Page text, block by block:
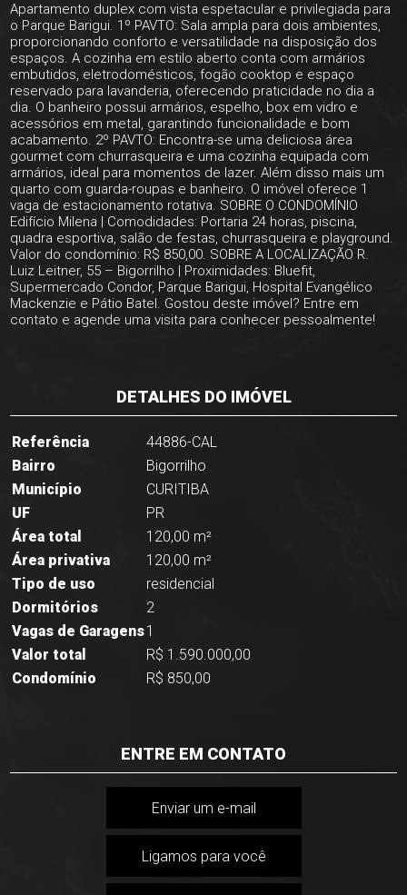
Apartamento duplex com vista espetacular e privilegiada para
o Parque Barigui. 1º PAVTO: Sala ampla para dois ambientes,
proporcionando conforto e versatilidade na disposição dos
espaços. A cozinha em estilo aberto conta com armários
embutidos, eletrodomésticos, fogão cooktop e espaço
reservado para lavanderia, oferecendo praticidade no dia a
dia. O banheiro possui armários, espelho, box em vidro e
acessórios em metal, garantindo funcionalidade e bom
acabamento. 2º PAVTO: Encontra-se uma deliciosa área
gourmet com churrasqueira e uma cozinha equipada com
armários, ideal para momentos de lazer. Além disso mais um
quarto com guarda-roupas e banheiro. O imóvel oferece 1
vaga de estacionamento rotativa. SOBRE O CONDOMÍNIO
Edifício Milena | Comodidades: Portaria 24 horas, piscina,
quadra esportiva, salão de festas, churrasqueira e playground.
Valor do condomínio: R$ 850,00. SOBRE A LOCALIZAÇÃO R.
Luiz Leitner, 55 – Bigorrilho | Proximidades: Bluefit,
Supermercado Condor, Parque Barigui, Hospital Evangélico
Mackenzie e Pátio Batel. Gostou deste imóvel? Entre em
contato e agende uma visita para conhecer pessoalmente!
DETALHES DO IMÓVEL
Referência
44886-CAL
Bairro
Bigorrilho
Município
CURITIBA
UF
PR
Área total
120,00 m²
Área privativa
120,00 m²
Tipo de uso
residencial
Dormitórios
2
Vagas de Garagens1
Valor total
R$ 1.590.000,00
Condomínio
R$ 850,00
ENTRE EM CONTATO
Enviar um e-mail
Ligamos para você